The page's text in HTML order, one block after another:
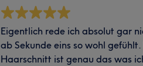
Eigentlich rede ich absolut gar
ab Sekunde eins so wohl
Haarschnitt ist genau das was